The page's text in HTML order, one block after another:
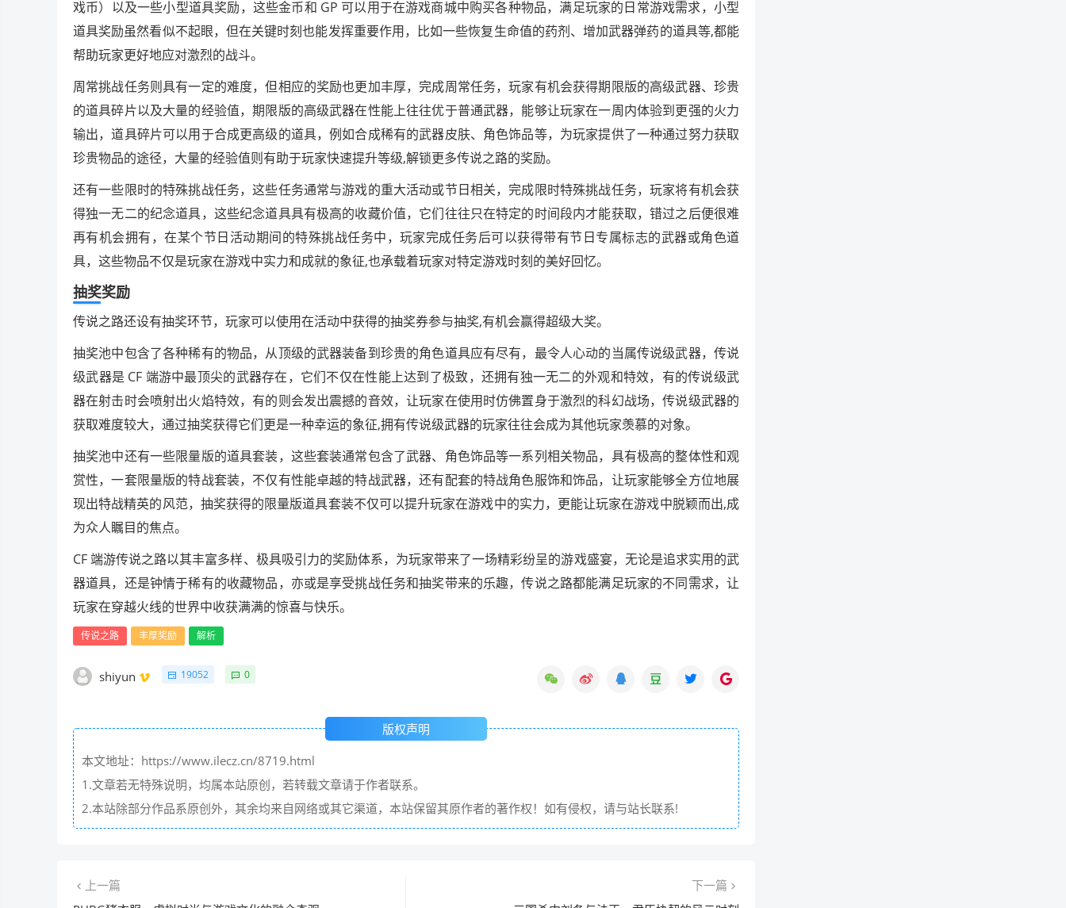
戏币）以及一些小型道具奖励，这些金币和 GP 可以用于在游戏商城中购买各种物品，满足玩家的日常游戏需求，小型
道具奖励虽然看似不起眼，但在关键时刻也能发挥重要作用，比如一些恢复生命值的药剂、增加武器弹药的道具等,都能
帮助玩家更好地应对激烈的战斗。
周常挑战任务则具有一定的难度，但相应的奖励也更加丰厚，完成周常任务，玩家有机会获得期限版的高级武器、珍贵
的道具碎片以及大量的经验值，期限版的高级武器在性能上往往优于普通武器，能够让玩家在一周内体验到更强的火力
输出，道具碎片可以用于合成更高级的道具，例如合成稀有的武器皮肤、角色饰品等，为玩家提供了一种通过努力获取
珍贵物品的途径，大量的经验值则有助于玩家快速提升等级,解锁更多传说之路的奖励。
还有一些限时的特殊挑战任务，这些任务通常与游戏的重大活动或节日相关，完成限时特殊挑战任务，玩家将有机会获
得独一无二的纪念道具，这些纪念道具具有极高的收藏价值，它们往往只在特定的时间段内才能获取，错过之后便很难
再有机会拥有，在某个节日活动期间的特殊挑战任务中，玩家完成任务后可以获得带有节日专属标志的武器或角色道
具，这些物品不仅是玩家在游戏中实力和成就的象征,也承载着玩家对特定游戏时刻的美好回忆。
抽奖奖励
传说之路还设有抽奖环节，玩家可以使用在活动中获得的抽奖券参与抽奖,有机会赢得超级大奖。
抽奖池中包含了各种稀有的物品，从顶级的武器装备到珍贵的角色道具应有尽有，最令人心动的当属传说级武器，传说
级武器是 CF 端游中最顶尖的武器存在，它们不仅在性能上达到了极致，还拥有独一无二的外观和特效，有的传说级武
器在射击时会喷射出火焰特效，有的则会发出震撼的音效，让玩家在使用时仿佛置身于激烈的科幻战场，传说级武器的
获取难度较大，通过抽奖获得它们更是一种幸运的象征,拥有传说级武器的玩家往往会成为其他玩家羡慕的对象。
抽奖池中还有一些限量版的道具套装，这些套装通常包含了武器、角色饰品等一系列相关物品，具有极高的整体性和观
赏性，一套限量版的特战套装，不仅有性能卓越的特战武器，还有配套的特战角色服饰和饰品，让玩家能够全方位地展
现出特战精英的风范，抽奖获得的限量版道具套装不仅可以提升玩家在游戏中的实力，更能让玩家在游戏中脱颖而出,成
为众人瞩目的焦点。
CF 端游传说之路以其丰富多样、极具吸引力的奖励体系，为玩家带来了一场精彩纷呈的游戏盛宴，无论是追求实用的武
器道具，还是钟情于稀有的收藏物品，亦或是享受挑战任务和抽奖带来的乐趣，传说之路都能满足玩家的不同需求，让
玩家在穿越火线的世界中收获满满的惊喜与快乐。
传说之路 丰厚奖励 解析
shiyun 19052 0
版权声明
本文地址：https://www.ilecz.cn/8719.html
1.文章若无特殊说明，均属本站原创，若转载文章请于作者联系。
2.本站除部分作品系原创外，其余均来自网络或其它渠道，本站保留其原作者的著作权！如有侵权，请与站长联系!
上一篇
下一篇